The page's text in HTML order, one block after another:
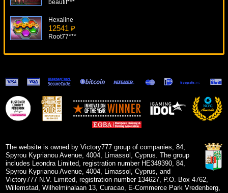
beautif***
Hexaline
12541 ₽
Root77***
Super Times Pay Hot Roll
6423 ₽
verkhovod***
Top Trumps World Football Stars
The website is owned by Victory777 group of companies, 84,
Spyrou Kyprianou Avenue, 4004, Limassol, Cyprus. The group
includes Leondra Limited, registration number HE349390, 84,
Spyrou Kyprianou Avenue, 4004, Limassol, Cyprus, and
Victory777 N.V. Limited, registration number 134627, P.O. Box 4762,
Willemstad, Wilhelminalaan 13, Curacao, E-Commerce Park Vredenberg,